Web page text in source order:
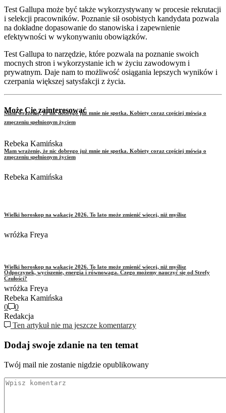
Mam wrażenie, że nic dobrego już mnie nie spotka. Kobiety coraz częściej mówią o
zmęczeniu spełnionym życiem
Rebeka Kamińska
Wielki horoskop na wakacje 2026. To lato może zmienić więcej, niż myślisz
wróżka Freya
Test Gallupa może być także wykorzystywany w procesie rekrutacji
i selekcji pracowników. Poznanie sił osobistych kandydata pozwala
na dokładne dopasowanie do stanowiska i zapewnienie
efektywności w wykonywaniu obowiązków.
Test Gallupa to narzędzie, które pozwala na poznanie swoich
mocnych stron i wykorzystanie ich w życiu zawodowym i
prywatnym. Daje nam to możliwość osiągania lepszych wyników i
czerpania większej satysfakcji z życia.
Może Cię zainteresować
Mam wrażenie, że nic dobrego już mnie nie spotka. Kobiety coraz częściej mówią o
zmęczeniu spełnionym życiem
Rebeka Kamińska
Wielki horoskop na wakacje 2026. To lato może zmienić więcej, niż myślisz
wróżka Freya
Odpoczynek, wyciszenie, energia i równowaga. Czego możemy nauczyć się od Strefy
Czułości?
Rebeka Kamińska
0
0
Redakcja
Ten artykuł nie ma jeszcze komentarzy
Dodaj swoje zdanie na ten temat
Twój mail nie zostanie nigdzie opublikowany